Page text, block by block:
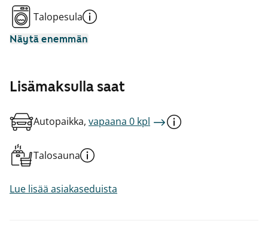
Talopesula
Näytä enemmän
Lisämaksulla saat
Autopaikka, vapaana 0 kpl
Talosauna
Lue lisää asiakaseduista